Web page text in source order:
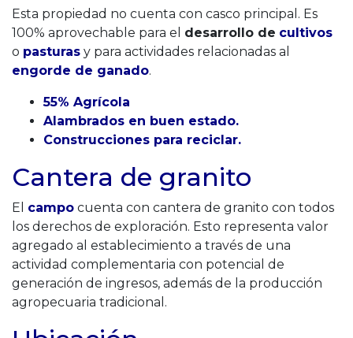
Esta propiedad no cuenta con casco principal. Es
100% aprovechable para el desarrollo de cultivos
o pasturas y para actividades relacionadas al
engorde de ganado.
55% Agrícola
Alambrados en buen estado.
Construcciones para reciclar.
Cantera de granito
El campo cuenta con cantera de granito con todos
los derechos de exploración. Esto representa valor
agregado al establecimiento a través de una
actividad complementaria con potencial de
generación de ingresos, además de la producción
agropecuaria tradicional.